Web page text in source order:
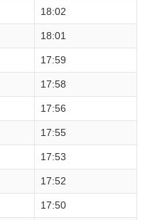
18:02
18:01
17:59
17:58
17:56
17:55
17:53
17:52
17:50